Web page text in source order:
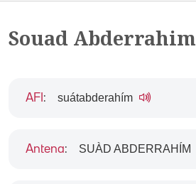
Souad Abderrahim
AFI : suátabderahím
Antena: SUÀD ABDERRAHÍM